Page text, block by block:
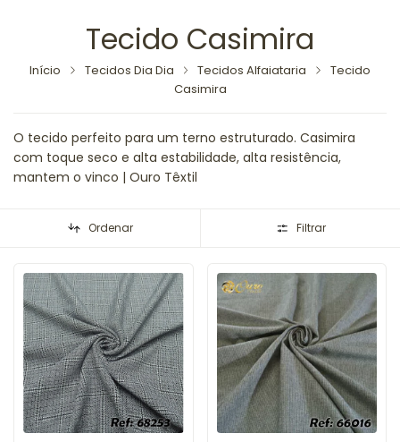
Tecido Casimira
Início Tecidos Dia Dia Tecidos Alfaiataria
Tecido
Casimira
O tecido perfeito para um terno estruturado. Casimira
com toque seco e alta estabilidade, alta resistência,
mantem o vinco | Ouro Têxtil
Ordenar Filtrar